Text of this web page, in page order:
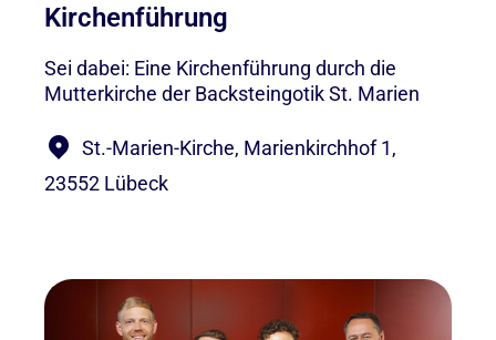
Kirchenführung
Sei dabei: Eine Kirchenführung durch die
Mutterkirche der Backsteingotik St. Marien
St.-Marien-Kirche, Marienkirchhof 1,
23552 Lübeck